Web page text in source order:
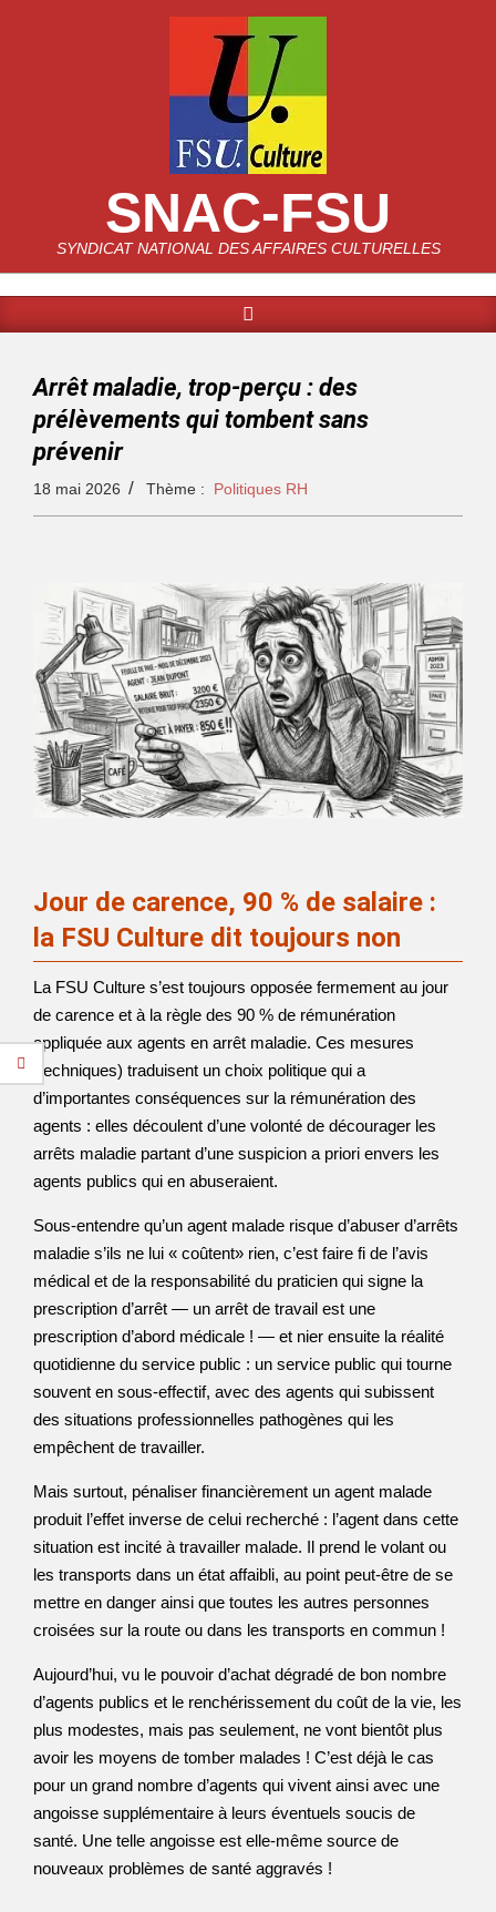
SNAC-FSU
SYNDICAT NATIONAL DES AFFAIRES CULTURELLES
Arrêt maladie, trop-perçu : des
prélèvements qui tombent sans
prévenir
18 mai 2026 Thème : Politiques RH
Jour de carence, 90 % de salaire :
la FSU Culture dit toujours non
La FSU Culture s’est toujours opposée fermement au jour
de carence et à la règle des 90 % de rémunération
appliquée aux agents en arrêt maladie. Ces mesures
(techniques) traduisent un choix politique qui a
d’importantes conséquences sur la rémunération des
agents : elles découlent d’une volonté de décourager les
arrêts maladie partant d’une suspicion a priori envers les
agents publics qui en abuseraient.
Sous-entendre qu’un agent malade risque d’abuser d’arrêts
maladie s’ils ne lui « coûtent» rien, c’est faire fi de l’avis
médical et de la responsabilité du praticien qui signe la
prescription d’arrêt — un arrêt de travail est une
prescription d’abord médicale ! — et nier ensuite la réalité
quotidienne du service public : un service public qui tourne
souvent en sous-effectif, avec des agents qui subissent
des situations professionnelles pathogènes qui les
empêchent de travailler.
Mais surtout, pénaliser financièrement un agent malade
produit l’effet inverse de celui recherché : l’agent dans cette
situation est incité à travailler malade. Il prend le volant ou
les transports dans un état affaibli, au point peut-être de se
mettre en danger ainsi que toutes les autres personnes
croisées sur la route ou dans les transports en commun !
Aujourd’hui, vu le pouvoir d’achat dégradé de bon nombre
d’agents publics et le renchérissement du coût de la vie, les
plus modestes, mais pas seulement, ne vont bientôt plus
avoir les moyens de tomber malades ! C’est déjà le cas
pour un grand nombre d’agents qui vivent ainsi avec une
angoisse supplémentaire à leurs éventuels soucis de
santé. Une telle angoisse est elle-même source de
nouveaux problèmes de santé aggravés !